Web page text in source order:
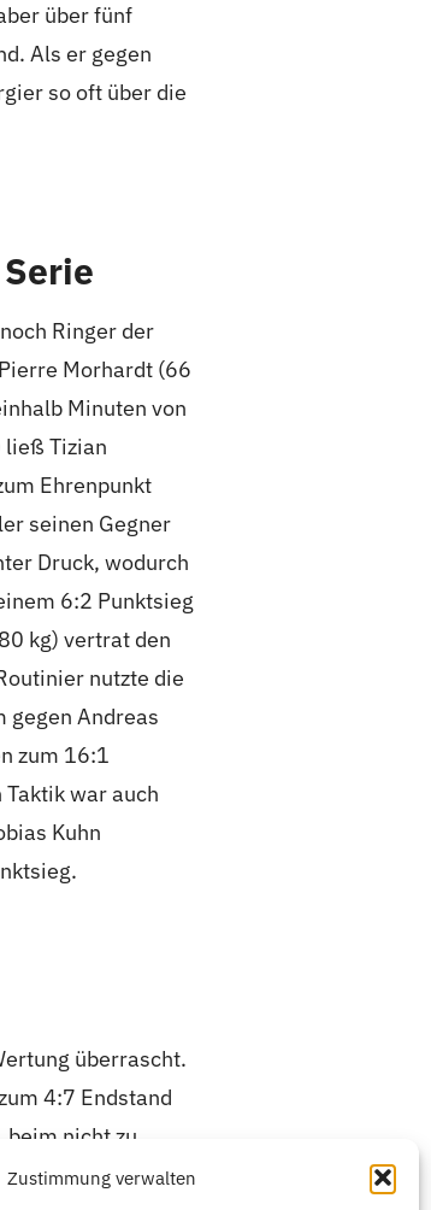
Zustimmung verwalten
über fünf
Als er gegen
so oft über die
Ringer der
Morhardt (66
Minuten von
ließ Tizian
Ehrenpunkt
seinen Gegner
Druck, wodurch
6:2 Punktsieg
kg) vertrat den
nutzte die
gegen Andreas
zum 16:1
war auch
Kuhn
überrascht.
4:7 Endstand
beim nicht zu